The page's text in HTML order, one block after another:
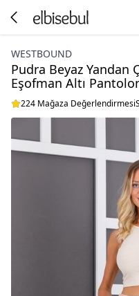
WESTBOUND
Pudra Beyaz Yandan
Eşofman Altı
224 Mağaza Değerlendirmesi